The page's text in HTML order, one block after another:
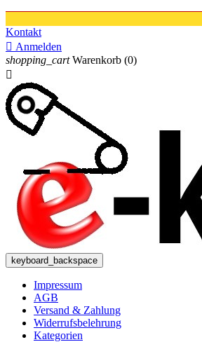
Kontakt
 Anmelden
shopping_cart Warenkorb (0)

keyboard_backspace
Impressum
AGB
Versand & Zahlung
Widerrufsbelehrung
Kategorien